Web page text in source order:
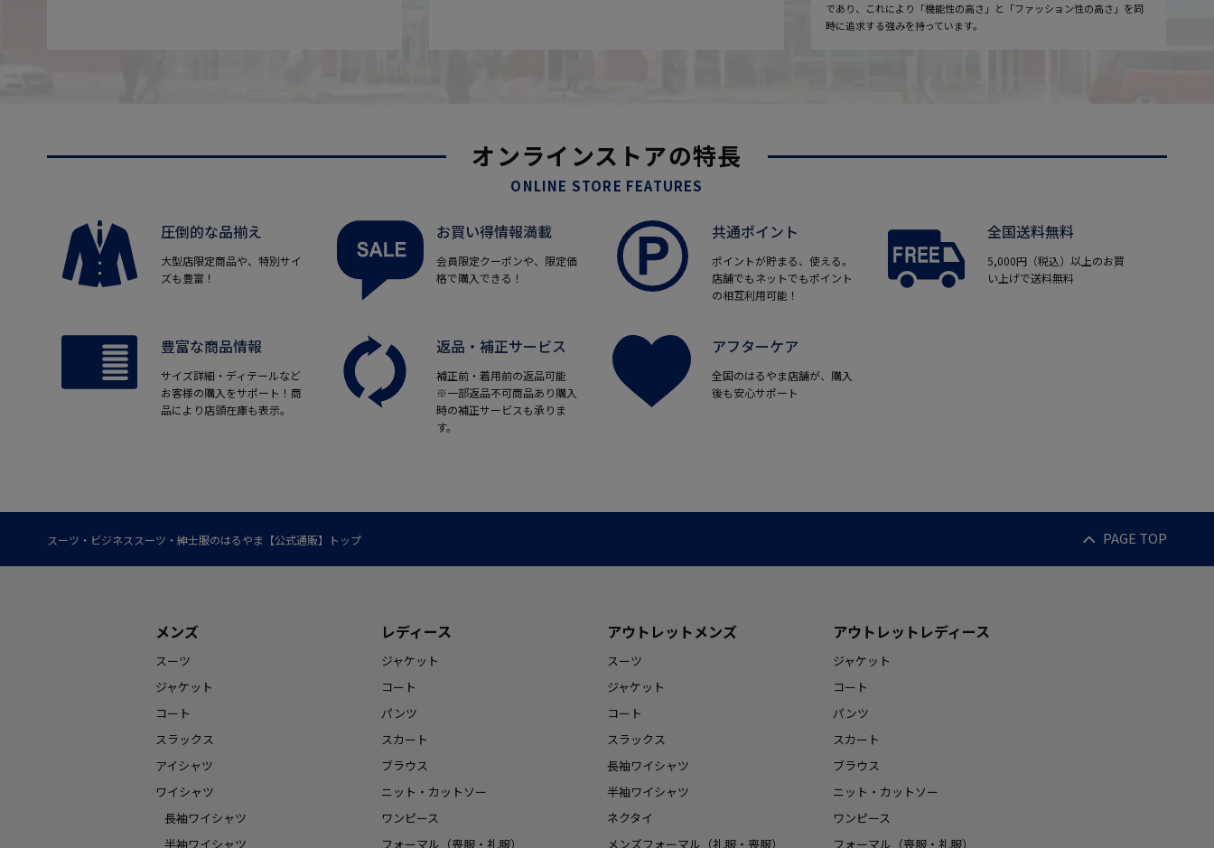
であり、これにより「機能性の高さ」と「ファッション性の高さ」を同
時に追求する強みを持っています。
オンラインストアの特長
ONLINE STORE FEATURES
圧倒的な品揃え
大型店限定商品や、特別サイ
ズも豊富！
お買い得情報満載
会員限定クーポンや、限定価
格で購入できる！
共通ポイント
ポイントが貯まる、使える。
店舗でもネットでもポイント
の相互利用可能！
全国送料無料
5,000円（税込）以上のお買
い上げで送料無料
豊富な商品情報
サイズ詳細・ディテールなど
お客様の購入をサポート！商
品により店頭在庫も表示。
返品・補正サービス
補正前・着用前の返品可能
※一部返品不可商品あり購入
時の補正サービスも承りま
す。
アフターケア
全国のはるやま店舗が、購入
後も安心サポート
スーツ・ビジネススーツ・紳士服のはるやま【公式通販】トップ PAGE TOP
メンズ
スーツ
ジャケット
コート
スラックス
アイシャツ
ワイシャツ
長袖ワイシャツ
半袖ワイシャツ
レディース
ジャケット
コート
パンツ
スカート
ブラウス
ニット・カットソー
ワンピース
フォーマル（喪服・礼服）
アウトレットメンズ
スーツ
ジャケット
コート
スラックス
長袖ワイシャツ
半袖ワイシャツ
ネクタイ
メンズフォーマル（礼服・喪服）
アウトレットレディース
ジャケット
コート
パンツ
スカート
ブラウス
ニット・カットソー
ワンピース
フォーマル（喪服・礼服）